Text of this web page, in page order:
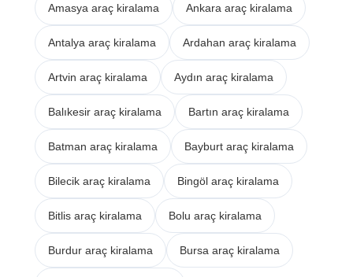
Amasya araç kiralama Ankara araç kiralama
Antalya araç kiralama Ardahan araç kiralama
Artvin araç kiralama Aydın araç kiralama
Balıkesir araç kiralama Bartın araç kiralama
Batman araç kiralama Bayburt araç kiralama
Bilecik araç kiralama Bingöl araç kiralama
Bitlis araç kiralama Bolu araç kiralama
Burdur araç kiralama Bursa araç kiralama